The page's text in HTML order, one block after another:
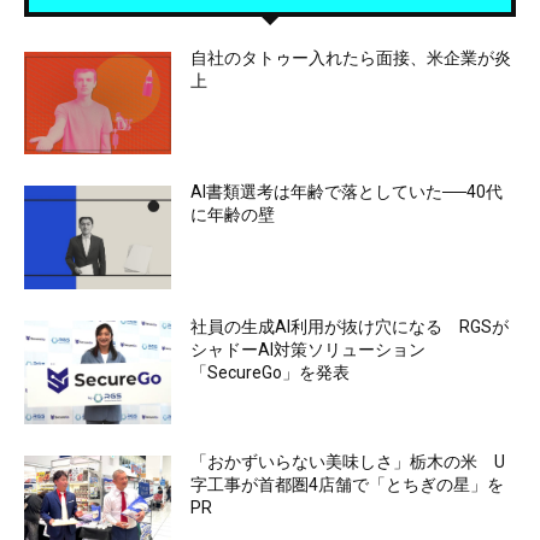
自社のタトゥー入れたら面接、米企業が炎
上
AI書類選考は年齢で落としていた──40代
に年齢の壁
社員の生成AI利用が抜け穴になる RGSが
シャドーAI対策ソリューション
「SecureGo」を発表
「おかずいらない美味しさ」栃木の米 U
字工事が首都圏4店舗で「とちぎの星」を
PR